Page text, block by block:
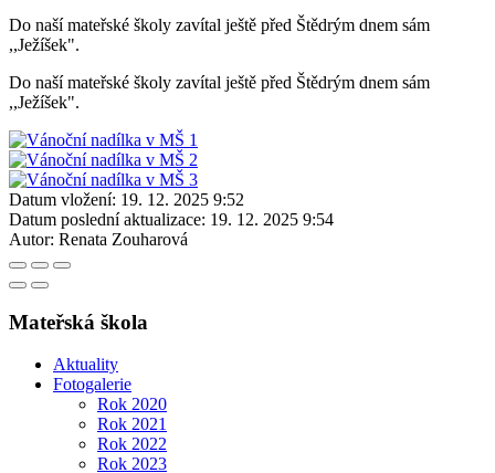
Do naší mateřské školy zavítal ještě před Štědrým dnem sám
,,Ježíšek".
Do naší mateřské školy zavítal ještě před Štědrým dnem sám
,,Ježíšek".
Datum vložení: 19. 12. 2025 9:52
Datum poslední aktualizace: 19. 12. 2025 9:54
Autor: Renata Zouharová
Mateřská škola
Aktuality
Fotogalerie
Rok 2020
Rok 2021
Rok 2022
Rok 2023